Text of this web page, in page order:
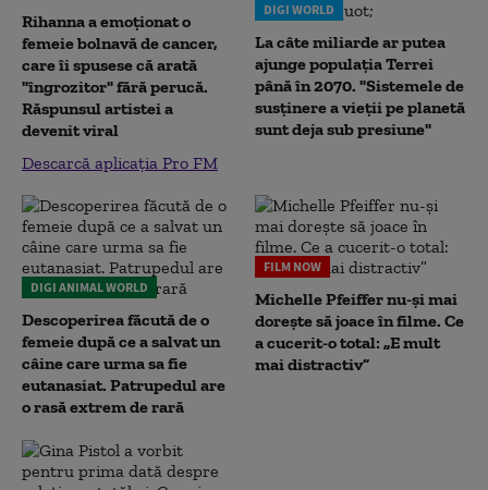
Rihanna a emoționat o
femeie bolnavă de cancer,
care îi spusese că arată
"îngrozitor" fără perucă.
Răspunsul artistei a
devenit viral
Descarcă aplicația Pro FM
DIGI WORLD
La câte miliarde ar putea
ajunge populația Terrei
până în 2070. "Sistemele de
susținere a vieții pe planetă
sunt deja sub presiune"
DIGI ANIMAL WORLD
Descoperirea făcută de o
femeie după ce a salvat un
câine care urma sa fie
eutanasiat. Patrupedul are
o rasă extrem de rară
FILM NOW
Michelle Pfeiffer nu-și mai
dorește să joace în filme. Ce
a cucerit-o total: „E mult
mai distractiv”